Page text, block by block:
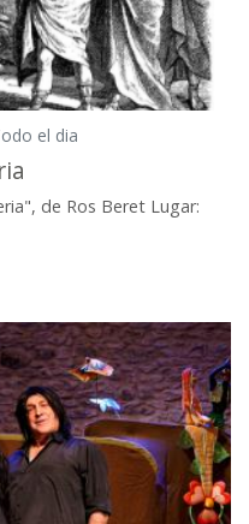
el dia
de Ros Beret Lugar: